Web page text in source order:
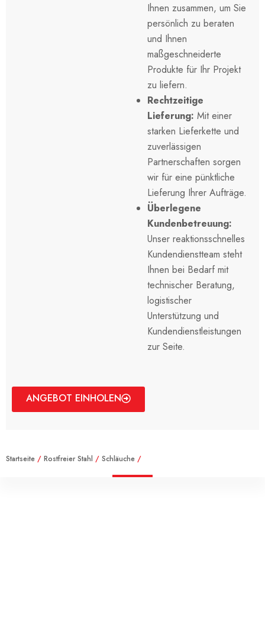
Ihnen zusammen, um Sie
persönlich zu beraten
und Ihnen
maßgeschneiderte
Produkte für Ihr Projekt
zu liefern.
Rechtzeitige
Lieferung: Mit einer
starken Lieferkette und
zuverlässigen
Partnerschaften sorgen
wir für eine pünktliche
Lieferung Ihrer Aufträge.
Überlegene
Kundenbetreuung:
Unser reaktionsschnelles
Kundendienstteam steht
Ihnen bei Bedarf mit
technischer Beratung,
logistischer
Unterstützung und
Kundendienstleistungen
zur Seite.
ANGEBOT EINHOLEN
Startseite / Rostfreier Stahl / Schläuche /